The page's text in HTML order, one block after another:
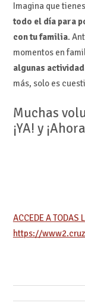
Imagina que
todo el día para
con tu familia.
momentos en
algunas
más, solo es
Muchas
¡YA! y
ACCEDE A TODAS
https://